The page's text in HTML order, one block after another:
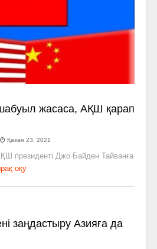
жасаса, АҚШ қарап
Қазан 23, 2021
президенті Джо Байден Тайванға
оқу
заңдастыру Азияға да